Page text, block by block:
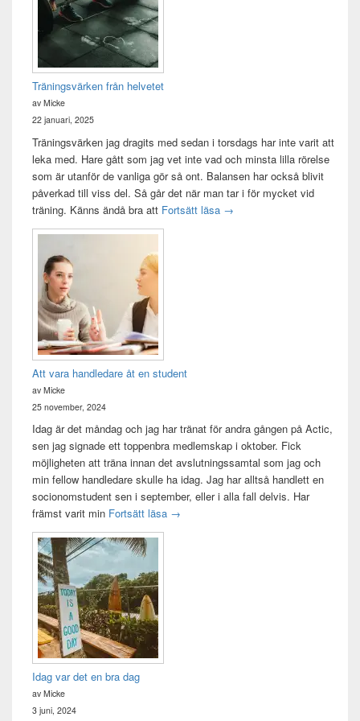
Träningsvärken från helvetet
av Micke
22 januari, 2025
Träningsvärken jag dragits med sedan i torsdags har inte varit att
leka med. Hare gått som jag vet inte vad och minsta lilla rörelse
som är utanför de vanliga gör så ont. Balansen har också blivit
påverkad till viss del. Så går det när man tar i för mycket vid
träning. Känns ändå bra att Fortsätt läsa Träningsvärken från helvetet
→
Att vara handledare åt en student
av Micke
25 november, 2024
Idag är det måndag och jag har tränat för andra gången på Actic,
sen jag signade ett toppenbra medlemskap i oktober. Fick
möjligheten att träna innan det avslutningssamtal som jag och
min fellow handledare skulle ha idag. Jag har alltså handlett en
socionomstudent sen i september, eller i alla fall delvis. Har
främst varit min Fortsätt läsa Att vara handledare åt en student
→
Idag var det en bra dag
av Micke
3 juni, 2024